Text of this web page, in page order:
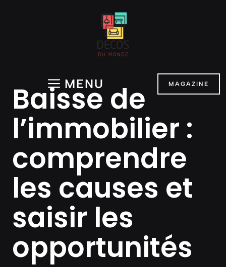
MENU MAGAZINE
Baisse de
l’immobilier :
comprendre
les causes et
saisir les
opportunités